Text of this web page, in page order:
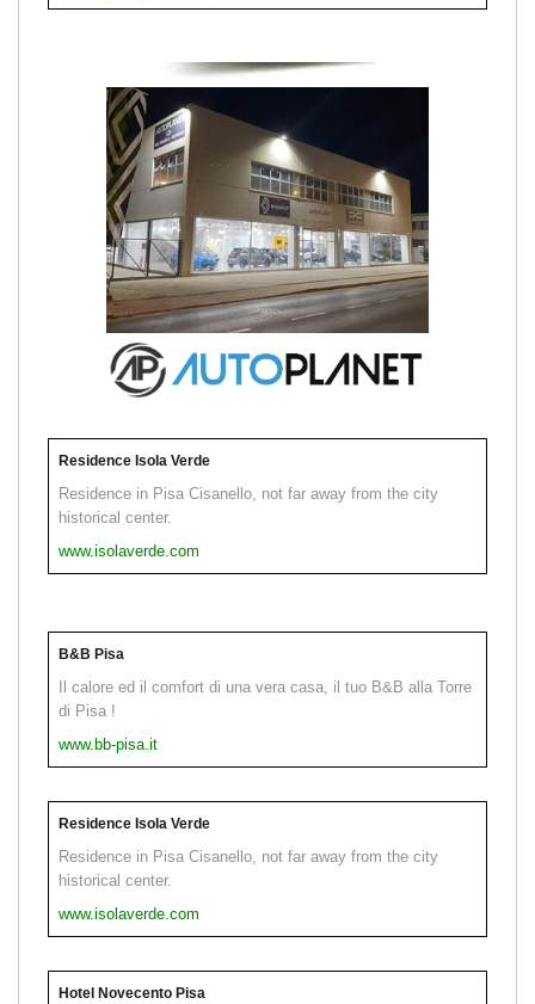
Residence Isola Verde
Residence in Pisa Cisanello, not far away from the city
historical center.
www.isolaverde.com
B&B Pisa
Il calore ed il comfort di una vera casa, il tuo B&B alla Torre
di Pisa !
www.bb-pisa.it
Residence Isola Verde
Residence in Pisa Cisanello, not far away from the city
historical center.
www.isolaverde.com
Hotel Novecento Pisa